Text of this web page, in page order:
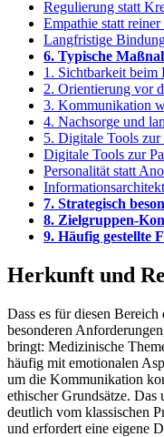
Regulierung statt
Empathie statt
Langfristige
6. Typische
1. Sichtbarkeit beim
2. Orientierung vor
3. Kommunikation
4. Nachsorge und
5. Digitale Tools
Digitale Tools zur
Personalität statt
7. Strategisch
8. Zielgruppen-
9. Häufig gestellte
Herkunft und
Dass es für diesen
besonderen
bringt: Medizinische
häufig mit emotionalen
um die Kommunikation
ethischer Grundsätze.
deutlich vom klassischen
und erfordert eine eigene